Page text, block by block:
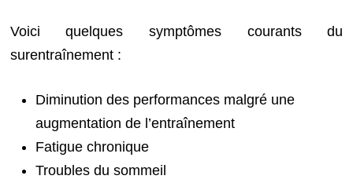
Voici quelques symptômes courants du
surentraînement :
Diminution des performances malgré une
augmentation de l’entraînement
Fatigue chronique
Troubles du sommeil